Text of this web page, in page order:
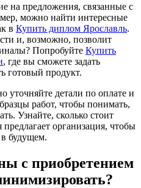
на предложения, связанные с
можно найти интересные
в Купить диплом Ярославль.
и, возможно, позволит
Попробуйте Купить
, где вы сможете задать
готовый продукт.
уточняйте детали по оплате и
работ, чтобы понимать,
Узнайте, сколько стоит
организация, чтобы
будущем.
с приобретением